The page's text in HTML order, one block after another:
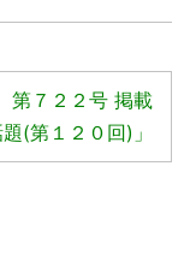
７２２号 掲載
(第１２０回)」